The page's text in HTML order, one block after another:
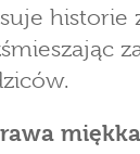
historie
miękka